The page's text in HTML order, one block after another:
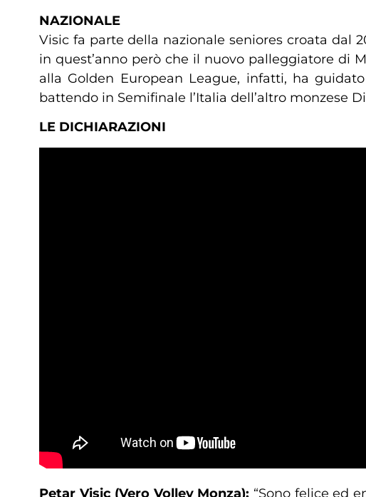
NAZIONALE
Visic fa parte della nazionale seniores croata dal
in quest’anno però che il nuovo palleggiatore di
alla Golden European League, infatti, ha
battendo in Semifinale l’Italia dell’altro monzese
LE DICHIARAZIONI
Petar Visic (Vero Volley Monza): “Sono felice ed